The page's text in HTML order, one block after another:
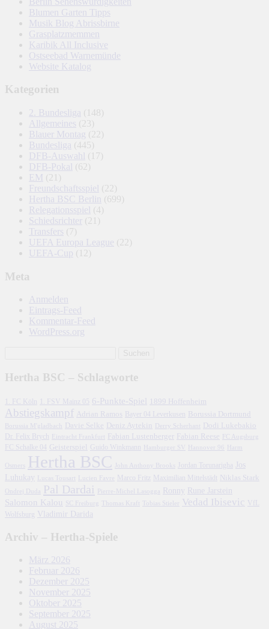
Blumen Garten Tipps
Musik Blog Abrissbirne
Grasplatzmemmen
Karibik All Inclusive
Ostseebad Warnemünde
Website Katalog
Kategorien
2. Bundesliga (148)
Allgemeines (23)
Blauer Montag (22)
Bundesliga (445)
DFB-Auswahl
(17)
DFB-Pokal (62)
EM (21)
Freundschaftsspiel (22)
Hertha BSC Berlin
(699)
Relegationsspiel (4)
Schiedsrichter
(21)
Transfers (7)
UEFA Europa League (22)
UEFA-Cup (12)
Meta
Anmelden
Eintrags-Feed
Kommentar-Feed
WordPress.org
Hertha BSC – Schlagworte
1. FC Köln 1. FSV Mainz 05 6-Punkte-Spiel 1899 Hoffenheim
Abstiegskampf Adrian Ramos Bayer 04 Leverkusen Borussia Dortmund
Borussia M'gladbach Davie Selke Deniz Aytekin Derry Scherhant
Dodi Lukebakio
Dr. Felix Brych
Eintracht Frankfurt Fabian Lustenberger Fabian Reese
FC Schalke 04 Geisterspiel Guido Winkmann Hamburger SV
Hertha BSC Jordan Torunarigha
Jos
Luhukay
Lucien Favre Marco Fritz Maximilian Mittelstädt Niklas Stark
Pal Dardai Pierre-Michel Lasogga Ronny Rune Jarstein
Salomon Kalou SC Freiburg Thomas Kraft Tobias Stieler Vedad Ibisevic
VfL
Wolfsburg Vladimir Darida
Archiv – Hertha-Spiele
März 2026
Februar 2026
Dezember 2025
November 2025
Oktober 2025
September 2025
August 2025